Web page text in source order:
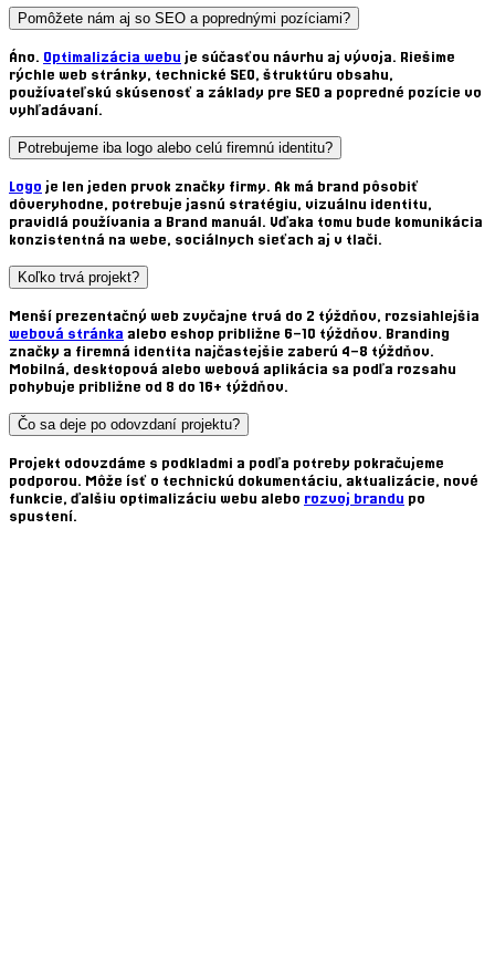
Pomôžete nám aj so SEO a poprednými pozíciami?
Áno. Optimalizácia webu je súčasťou návrhu aj vývoja. Riešime
rýchle web stránky, technické SEO, štruktúru obsahu,
používateľskú skúsenosť a základy pre SEO a popredné pozície vo
vyhľadávaní.
Potrebujeme iba logo alebo celú firemnú identitu?
Logo je len jeden prvok značky firmy. Ak má brand pôsobiť
dôveryhodne, potrebuje jasnú stratégiu, vizuálnu identitu,
pravidlá používania a Brand manuál. Vďaka tomu bude komunikácia
konzistentná na webe, sociálnych sieťach aj v tlači.
Koľko trvá projekt?
Menší prezentačný web zvyčajne trvá do 2 týždňov, rozsiahlejšia
webová stránka alebo eshop približne 6–10 týždňov. Branding
značky a firemná identita najčastejšie zaberú 4–8 týždňov.
Mobilná, desktopová alebo webová aplikácia sa podľa rozsahu
pohybuje približne od 8 do 16+ týždňov.
Čo sa deje po odovzdaní projektu?
Projekt odovzdáme s podkladmi a podľa potreby pokračujeme
podporou. Môže ísť o technickú dokumentáciu, aktualizácie, nové
funkcie, ďalšiu optimalizáciu webu alebo rozvoj brandu po
spustení.